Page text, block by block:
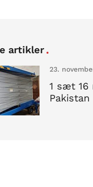
artikler
23.
1 sæt 16
Pakistan